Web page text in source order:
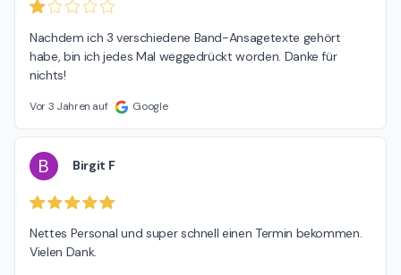
Nachdem ich 3 verschiedene Band-Ansagetexte gehört
habe, bin ich jedes Mal weggedrückt worden. Danke für
nichts!
Vor 3 Jahren auf Google
B Birgit F
Nettes Personal und super schnell einen Termin bekommen.
Vielen Dank.